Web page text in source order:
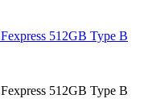
512GB Type B
512GB Type B